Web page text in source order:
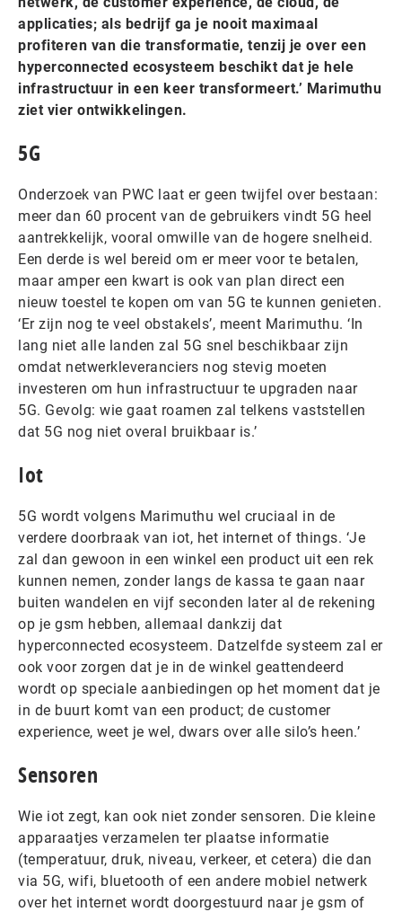
applicaties; als bedrijf ga je nooit maximaal
profiteren van die transformatie, tenzij je over een
hyperconnected ecosysteem beschikt dat je hele
infrastructuur in een keer transformeert.’ Marimuthu
ziet vier ontwikkelingen.
5G
Onderzoek van PWC laat er geen twijfel over bestaan:
meer dan 60 procent van de gebruikers vindt 5G heel
aantrekkelijk, vooral omwille van de hogere snelheid.
Een derde is wel bereid om er meer voor te betalen,
maar amper een kwart is ook van plan direct een
nieuw toestel te kopen om van 5G te kunnen genieten.
‘Er zijn nog te veel obstakels’, meent Marimuthu. ‘In
lang niet alle landen zal 5G snel beschikbaar zijn
omdat netwerkleveranciers nog stevig moeten
investeren om hun infrastructuur te upgraden naar
5G. Gevolg: wie gaat roamen zal telkens vaststellen
dat 5G nog niet overal bruikbaar is.’
Iot
5G wordt volgens Marimuthu wel cruciaal in de
verdere doorbraak van iot, het internet of things. ‘Je
zal dan gewoon in een winkel een product uit een rek
kunnen nemen, zonder langs de kassa te gaan naar
buiten wandelen en vijf seconden later al de rekening
op je gsm hebben, allemaal dankzij dat
hyperconnected ecosysteem. Datzelfde systeem zal er
ook voor zorgen dat je in de winkel geattendeerd
wordt op speciale aanbiedingen op het moment dat je
in de buurt komt van een product; de customer
experience, weet je wel, dwars over alle silo’s heen.’
Sensoren
Wie iot zegt, kan ook niet zonder sensoren. Die kleine
apparaatjes verzamelen ter plaatse informatie
(temperatuur, druk, niveau, verkeer, et cetera) die dan
via 5G, wifi, bluetooth of een andere mobiel netwerk
over het internet wordt doorgestuurd naar je gsm of